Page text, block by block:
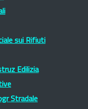
sui Rifiuti
Edilizia
Stradale